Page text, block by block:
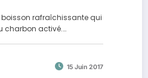
rafraîchissante qui
charbon activé.…
15 Juin 2017